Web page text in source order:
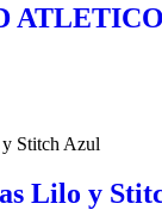
Lilo y